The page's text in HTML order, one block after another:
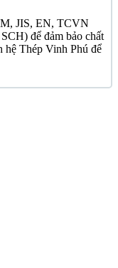
JIS, EN, TCVN
để đảm bảo chất
hệ Thép Vinh Phú để